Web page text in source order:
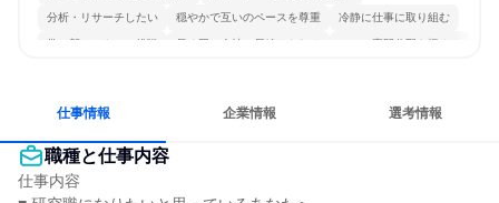
分析・リサーチしたい 穏やかで互いのペースを尊重 冷静に仕事に取り組む
常に新しいものに挑戦 長く同じ会社に居続けられる 一つの専門分野を極める
仕事情報 企業情報 選考情報
職種と仕事内容
仕事内容